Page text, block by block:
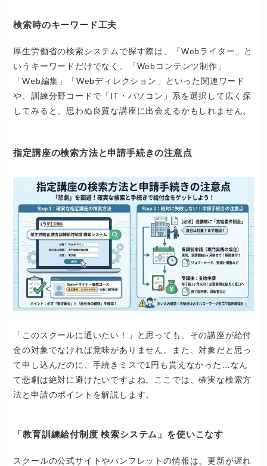
検索時のキーワード工夫
厚生労働省の検索システムで探す際は、「Webライター」と
いうキーワードだけでなく、「Webコンテンツ制作」
「Web編集」「Webディレクション」といった関連ワード
や、訓練分野コードで「IT・パソコン」系を選択して広く探
してみると、思わぬ良質な講座に出会えるかもしれません。
指定講座の検索方法と申請手続きの注意点
「このスクールに通いたい！」と思っても、その講座が給付
金の対象でなければ意味がありません。また、対象だと思っ
て申し込んだのに、手続きミスで1円も貰えなかった…なん
て悲劇は絶対に避けたいですよね。ここでは、確実な検索方
法と申請のポイントを解説します。
「教育訓練給付制度 検索システム」を使いこなす
スクールの公式サイトやパンフレットの情報は、更新が遅れ